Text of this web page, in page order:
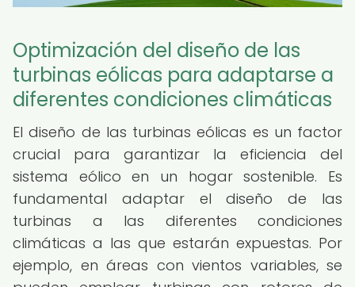
Optimización del diseño de las
turbinas eólicas para adaptarse a
diferentes condiciones climáticas
El diseño de las turbinas eólicas es un factor
crucial para garantizar la eficiencia del
sistema eólico en un hogar sostenible. Es
fundamental adaptar el diseño de las
turbinas a las diferentes condiciones
climáticas a las que estarán expuestas. Por
ejemplo, en áreas con vientos variables, se